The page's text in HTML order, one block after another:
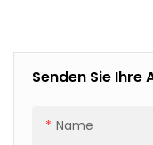
Senden Sie Ihre
Name